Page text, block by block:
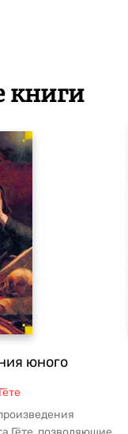
книги
юного